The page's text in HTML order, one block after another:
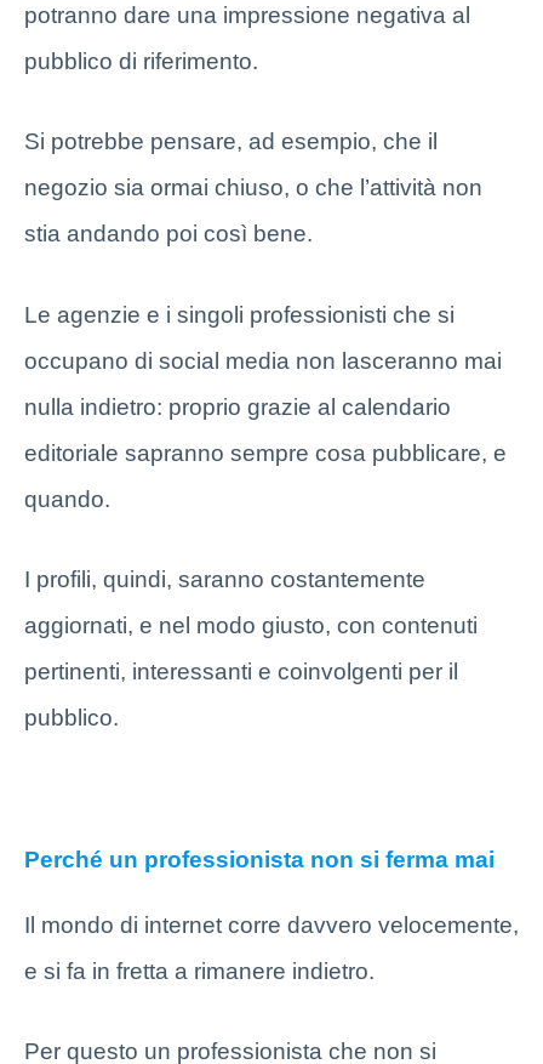
potranno dare una impressione negativa al
pubblico di riferimento.
Si potrebbe pensare, ad esempio, che il
negozio sia ormai chiuso, o che l’attività non
stia andando poi così bene.
Le agenzie e i singoli professionisti che si
occupano di social media non lasceranno mai
nulla indietro: proprio grazie al calendario
editoriale sapranno sempre cosa pubblicare, e
quando.
I profili, quindi, saranno costantemente
aggiornati, e nel modo giusto, con contenuti
pertinenti, interessanti e coinvolgenti per il
pubblico.
Perché un professionista non si ferma mai
Il mondo di internet corre davvero velocemente,
e si fa in fretta a rimanere indietro.
Per questo un professionista che non si